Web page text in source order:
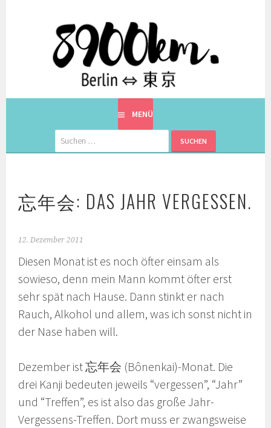
8900KM. BERLIN ⇔ 東京
EINE BERLINERIN IN JAPAN. MIT EINEM JAPANER.
MENÜ
Suchen
nach:
忘年会: DAS JAHR VERGESSEN.
12. Dezember 2011
Diesen Monat ist es noch öfter einsam als
sowieso, denn mein Mann kommt öfter erst
sehr spät nach Hause. Dann stinkt er nach
Rauch, Alkohol und allem, was ich sonst nicht in
der Nase haben will.
Dezember ist 忘年会 (Bônenkai)-Monat. Die
drei Kanji bedeuten jeweils “vergessen”, “Jahr”
und “Treffen”, es ist also das große Jahr-
Vergessens-Treffen. Dort muss er zwangsweise